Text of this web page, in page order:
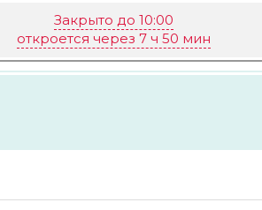
Закрыто до 10:00
откроется через 7 ч 50 мин